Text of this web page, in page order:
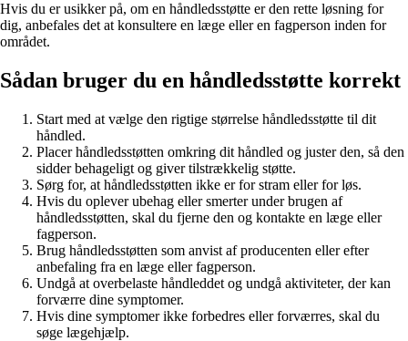
Hvis du er usikker på, om en håndledsstøtte er den rette løsning for
dig, anbefales det at konsultere en læge eller en fagperson inden for
området.
Sådan bruger du en håndledsstøtte korrekt
Start med at vælge den rigtige størrelse håndledsstøtte til dit
håndled.
Placer håndledsstøtten omkring dit håndled og juster den, så den
sidder behageligt og giver tilstrækkelig støtte.
Sørg for, at håndledsstøtten ikke er for stram eller for løs.
Hvis du oplever ubehag eller smerter under brugen af
håndledsstøtten, skal du fjerne den og kontakte en læge eller
fagperson.
Brug håndledsstøtten som anvist af producenten eller efter
anbefaling fra en læge eller fagperson.
Undgå at overbelaste håndleddet og undgå aktiviteter, der kan
forværre dine symptomer.
Hvis dine symptomer ikke forbedres eller forværres, skal du
søge lægehjælp.